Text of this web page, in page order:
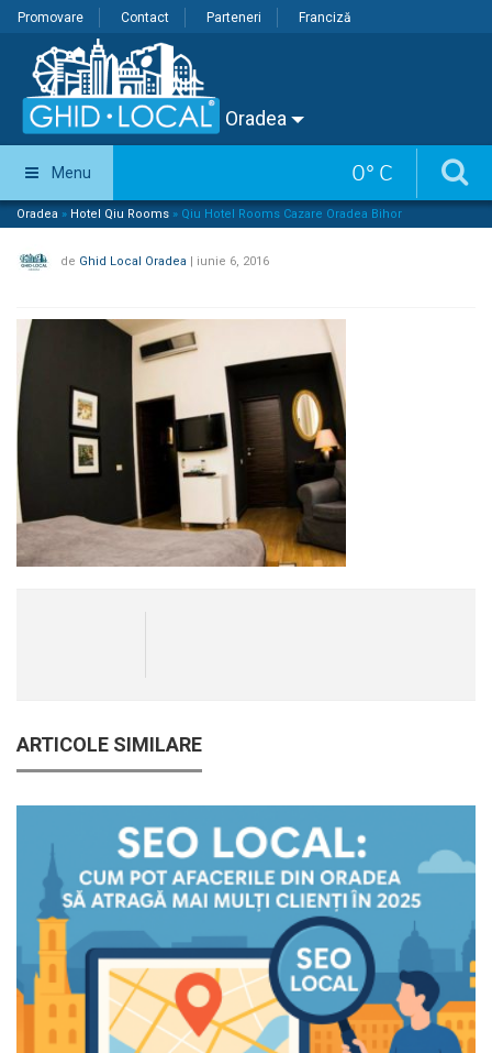
Promovare Contact Parteneri Franciză
Oradea
0° C
Menu
Oradea » Hotel Qiu Rooms » Qiu Hotel Rooms Cazare Oradea Bihor
de Ghid Local Oradea | iunie 6, 2016
ARTICOLE SIMILARE